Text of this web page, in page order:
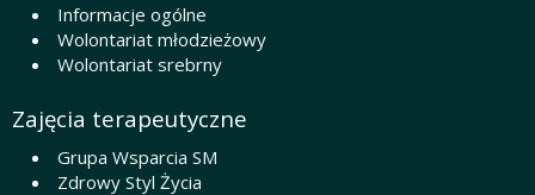
Informacje ogólne
Wolontariat młodzieżowy
Wolontariat srebrny
Zajęcia terapeutyczne
Grupa Wsparcia SM
Zdrowy Styl Życia